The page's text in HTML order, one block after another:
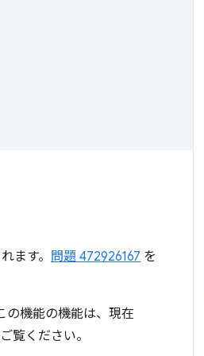
ます。 問題 472926167 を
の機能の機能は、現在
覧ください。